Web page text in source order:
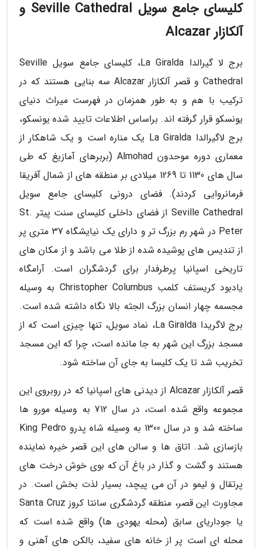
کلیسای جامع سویل Seville Cathedral و
آلکازار Alcazar
برج لا گیرالدا La Giralda، کلیسای جامع سویل Seville
Cathedral و قصر آلکازار Alcazar سه بنایی هستند که در
ترکیب با هم و به طور همزمان در فهرست میراث دنیای
یونسکو قرار گرفته اند. براساس اطلاعات تایید شده یونسکو،
برج لاگیرالدا La Giralda یک مناره است و یک شاهکار از
معماری دوره موحدون Almohad (بربرهای آمازیغ که طی
سال های 1130 تا 1269 میلادی بر منطقه های از شمال آفریقا
فرمانروایی کردند). فضای درونی کلیسای جامع سویل
Seville Cathedral از فضای داخلی کلیسای سنت پیتر St.
Peter در شهر رم بزرگ تر و دارای یک نیایشگاه 37 متری پر
از تندیس های پوشیده شده از طلا می باشد و از مکان های
تاریخی اسپانیا پرطرفدار برای گردشگران است. آرامگاه
یادبود کریستف کلمب Christopher Columbus به وسیله
مجسمه چهار انسان بزرگ الجثه بالا نگاه داشته شده است.
برج لاگریدا La Giralda، نماد سویل، تنها چیزی است که از
مسجد بزرگ این شهر به جا مانده است، چرا که این مسجد
تخریب شد تا یک کلیسا به جای آن ساخته شود.
قصر آلکازار Alcazar از دیدنی های اسپانیا که در روبروی این
مجموعه واقع شده است، در سال 712 به وسیله مورو ها
ساخته شد و در سال 1300 به وسیله شاه پدرو King Pedro
بازسازی شد. اتاق ها و سالن های این قصر خیره نماینده
هستند و گشت و گذار در باغ آن که بوی خوش درخت های
پرتقال و لیمو در آن می پیچد، بسیار لذت بخش است. در
مجاورت این قصر، منطقه گردشگری سانتا کروز Santa Cruz
یا جوداریای سابق (محله یهودی ها) واقع شده است که
محله ای است پر از خانه های سفید، بالکن های آهنی و